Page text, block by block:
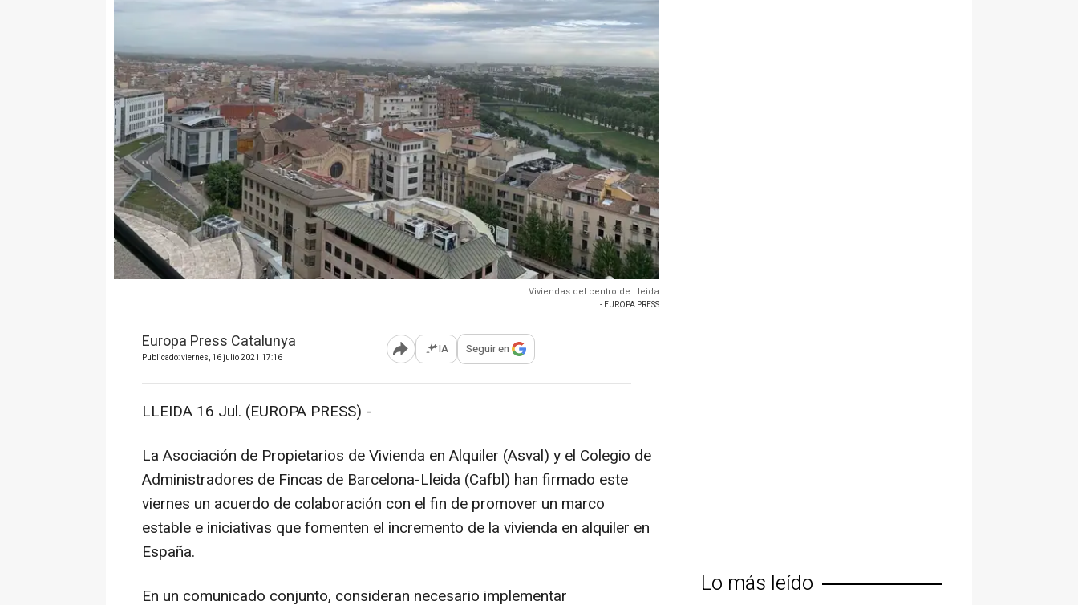
Viviendas del centro de Lleida
- EUROPA PRESS
Europa Press Catalunya
Publicado: viernes, 16 julio 2021 17:16 Abrir opciones para compartir
IA Seguir en
LLEIDA 16 Jul. (EUROPA PRESS) -
La Asociación de Propietarios de Vivienda en Alquiler (Asval) y el Colegio de
Administradores de Fincas de Barcelona-Lleida (Cafbl) han firmado este
viernes un acuerdo de colaboración con el fin de promover un marco
estable e iniciativas que fomenten el incremento de la vivienda en alquiler en
España.
En un comunicado conjunto, consideran necesario implementar
Lo más leído